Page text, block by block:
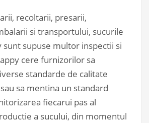
recoltarii, presarii,
si transportului, sucurile
sunt supuse multor inspectii si
cere furnizorilor sa
standarde de calitate
sa mentina un standard
fiecarui pas al
a sucului, din momentul